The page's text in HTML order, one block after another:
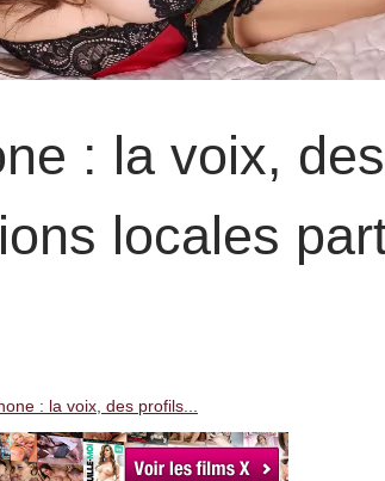
: la voix,
locales
: la voix, des profils...